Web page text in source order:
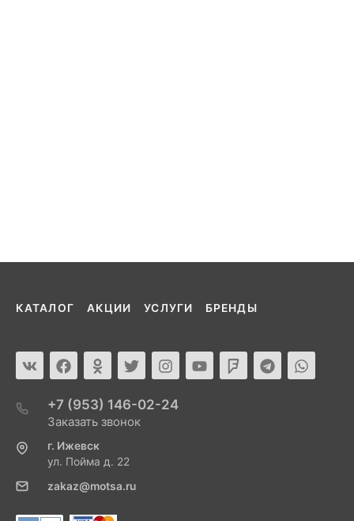
КАТАЛОГ АКЦИИ УСЛУГИ БРЕНДЫ
+7 (953) 146-02-24
Заказать звонок
г. Ижевск
ул. Пойма д. 22
zakaz@motsa.ru